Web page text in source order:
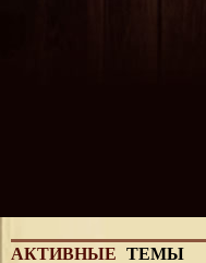
АКТИВНЫЕ ТЕМЫ